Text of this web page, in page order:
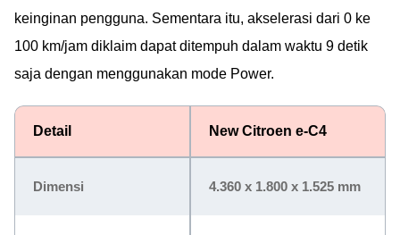
keinginan pengguna. Sementara itu, akselerasi dari 0 ke
100 km/jam diklaim dapat ditempuh dalam waktu 9 detik
saja dengan menggunakan mode Power.
Detail New Citroen e-C4
Dimensi 4.360 x 1.800 x 1.525 mm